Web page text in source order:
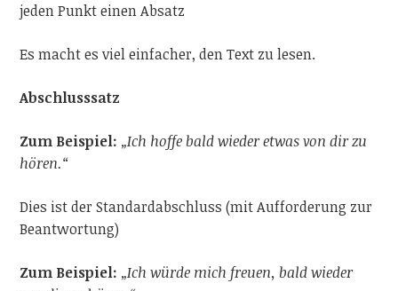
jeden Punkt einen Absatz
Es macht es viel einfacher, den Text zu lesen.
Abschlusssatz
Zum Beispiel: „Ich hoffe bald wieder etwas von dir zu
hören.“
Dies ist der Standardabschluss (mit Aufforderung zur
Beantwortung)
Zum Beispiel: „Ich würde mich freuen, bald wieder